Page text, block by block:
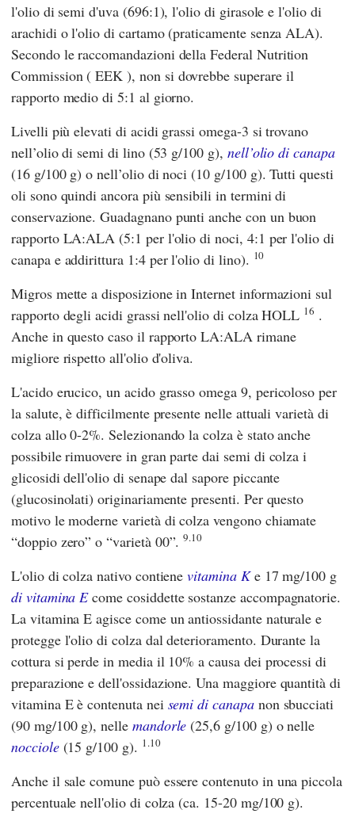
l'olio di semi d'uva (696:1), l'olio di girasole e l'olio di
arachidi o l'olio di cartamo (praticamente senza ALA).
Secondo le raccomandazioni dellaFederal Nutrition
Commission (EEK ), non si dovrebbe superare il
rapporto medio di 5:1 al giorno.
Livelli più elevati di acidi grassi omega-3 si trovano
nell’olio di semi di lino (53 g/100 g), nell’olio di canapa
(16 g/100 g) o nell’olio di noci (10 g/100 g). Tutti questi
oli sono quindi ancora più sensibili in termini di
conservazione. Guadagnano punti anche con un buon
rapporto LA:ALA (5:1 per l'olio di noci, 4:1 per l'olio di
canapa e addirittura 1:4 per l'olio di lino). 10
Migros mette a disposizione in Internet informazioni sul
rapporto degli acidi grassi nell'olio di colza HOLL 16 .
Anche in questo caso il rapporto LA:ALA rimane
migliore rispetto all'olio d'oliva.
L'acido erucico, un acido grasso omega 9, pericoloso per
la salute, è difficilmente presente nelle attuali varietà di
colza allo 0-2%. Selezionando la colza è stato anche
possibile rimuovere in gran parte dai semi di colza i
glicosidi dell'olio di senape dal sapore piccante
(glucosinolati) originariamente presenti. Per questo
motivo le moderne varietà di colza vengono chiamate
“doppio zero” o “varietà 00”.9.10
L'olio di colza nativo contienevitamina Ke 17 mg/100 g
di vitamina Ecome cosiddette sostanze accompagnatorie.
La vitamina E agisce come un antiossidante naturale e
protegge l'olio di colza dal deterioramento. Durante la
cottura si perde in media il 10% a causa dei processi di
preparazione e dell'ossidazione. Una maggiore quantità di
vitamina E è contenuta nei semi di canapanon sbucciati
(90 mg/100 g), nelle mandorle (25,6 g/100 g) o nelle
nocciole(15 g/100 g). 1.10
Anche il sale comune può essere contenuto in una piccola
percentuale nell'olio di colza (ca. 15-20 mg/100 g).